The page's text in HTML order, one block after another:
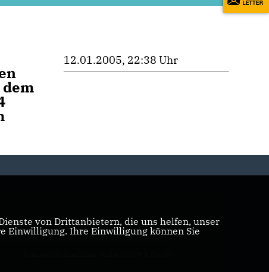
12.01.2005, 22:38 Uhr
von Drittanbietern, die uns helfen, unser
Einwilligung. Ihre Einwilligung können Sie